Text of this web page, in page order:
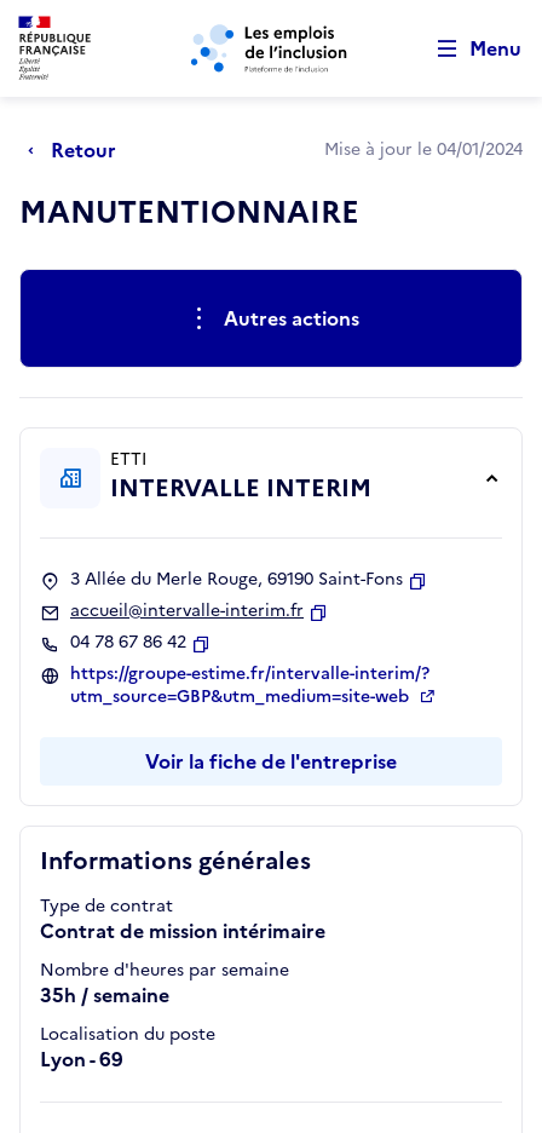
Aller au menu principal Aller au contenu principal
Menu
Retour Mise à jour le 04/01/2024
MANUTENTIONNAIRE
Actions rapidesAutres actions
Informations générales
Type de contrat
Contrat de mission intérimaire
Nombre d'heures par semaine
35h / semaine
Localisation du poste
Lyon - 69
ETTI
INTERVALLE INTERIM
3 Allée du Merle Rouge, 69190 Saint-Fons
accueil@intervalle-interim.fr
04 78 67 86 42
Copier
https://groupe-estime.fr/intervalle-interim/?
utm_source=GBP&utm_medium=site-web
Voir la fiche de l'entreprise
Retour au début de la page
Panneau de gestion des cookies